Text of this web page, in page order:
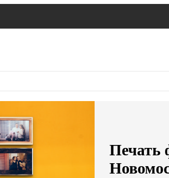
Печать